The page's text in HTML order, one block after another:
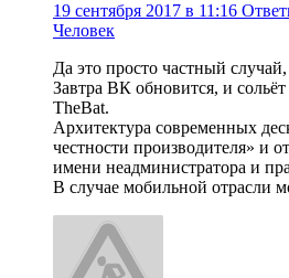
19 сентября 2017 в 11:16
Человек
Да это просто частный
Завтра ВК обновится, и
TheBat.
Архитектура современных
честности производителя» и
имени неадминистратора и
В случае мобильной отрасли